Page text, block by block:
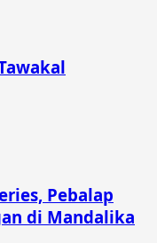
Pebalap
di Mandalika